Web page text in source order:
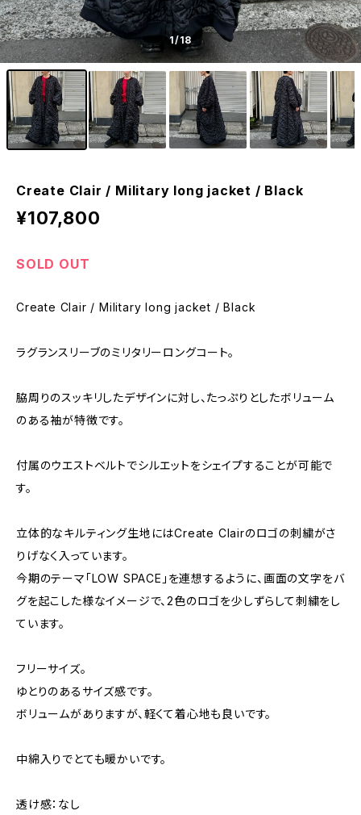
1/18
Create Clair / Military long jacket / Black
¥107,800
SOLD OUT
Create Clair / Military long jacket / Black
ラグランスリーブのミリタリーロングコート。
脇周りのスッキリしたデザインに対し、たっぷりとしたボリューム
のある袖が特徴です。
付属のウエストベルトでシルエットをシェイプすることが可能で
す。
立体的なキルティング生地にはCreate Clairのロゴの刺繍がさ
りげなく入っています。
今期のテーマ「LOW SPACE」を連想するように、画面の文字をバ
グを起こした様なイメージで、2色のロゴを少しずらして刺繍をし
ています。
フリーサイズ。
ゆとりのあるサイズ感です。
ボリュームがありますが、軽くて着心地も良いです。
中綿入りでとても暖かいです。
透け感：なし